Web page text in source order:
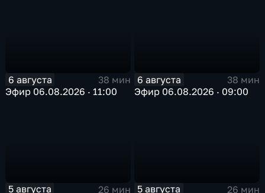
6 августа
38 мин
Эфир 06.08.2026 · 11:00
6 августа
38 мин
Эфир 06.08.2026 · 09:00
5 августа 26 мин 5 августа 26 мин